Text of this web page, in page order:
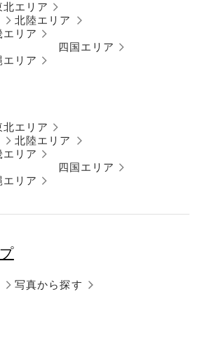
北エリア
北陸エリア
エリア
四国エリア
エリア
北エリア
北陸エリア
エリア
四国エリア
エリア
写真から探す